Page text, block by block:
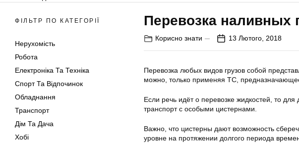
ФІЛЬТР ПО КАТЕГОРІЇ
Нерухомість
Робота
Електроніка Та Техніка
Спорт Та Відпочинок
Обладнання
Транспорт
Дім Та Дача
Хобі
Перевозка наливных
Корисно знати 13 Лютого, 2018
Перевозка любых видов грузов собой
можно, только применяя ТС,
Если речь идёт о перевозке жидкостей, то
транспорт с особыми цистернами.
Важно, что цистерны дают возможность
уровне на протяжении долгого периода